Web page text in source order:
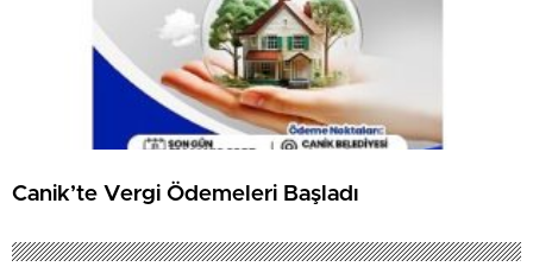
Canik’te Vergi Ödemeleri Başladı